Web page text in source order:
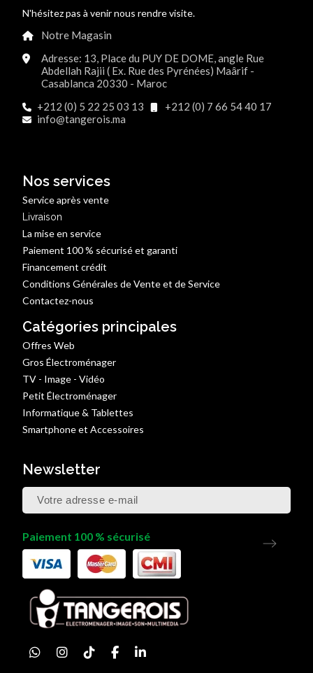
N'hésitez pas à venir nous rendre visite.
Notre Magasin
Adresse: 13, Place du PUY DE DOME, angle Rue
Abdellah Rajii ( Ex. Rue des Pyrénées) Maârif -
Casablanca 20330 - Maroc
+212 (0) 5 22 25 03 13
+212 (0) 7 66 54 40 17
info@tangerois.ma
Nos services
Service après vente
Livraison
La mise en service
Paiement 100 % sécurisé et garanti
Financement crédit
Conditions Générales de Vente et de Service
Contactez-nous
Catégories principales
Offres Web
Gros Électroménager
TV - Image - Vidéo
Petit Électroménager
Informatique & Tablettes
Smartphone et Accessoires
Newsletter
Paiement 100 % sécurisé